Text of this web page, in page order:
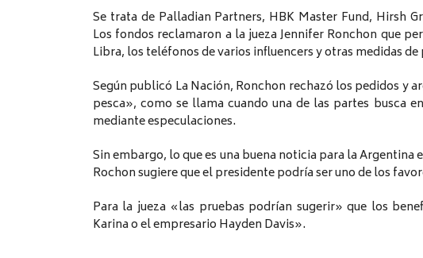
Se trata de Palladian Partners, HBK Master Fund, Hirsh
Los fondos reclamaron a la jueza Jennifer Ronchon que
Libra, los teléfonos de varios influencers y otras medidas de
Según publicó La Nación, Ronchon rechazó los pedidos y
pesca», como se llama cuando una de las partes busca
mediante especulaciones.
Sin embargo, lo que es una buena noticia para la
Rochon sugiere que el presidente podría ser uno de los
Para la jueza «las pruebas podrían sugerir» que los
Karina o el empresario Hayden Davis».